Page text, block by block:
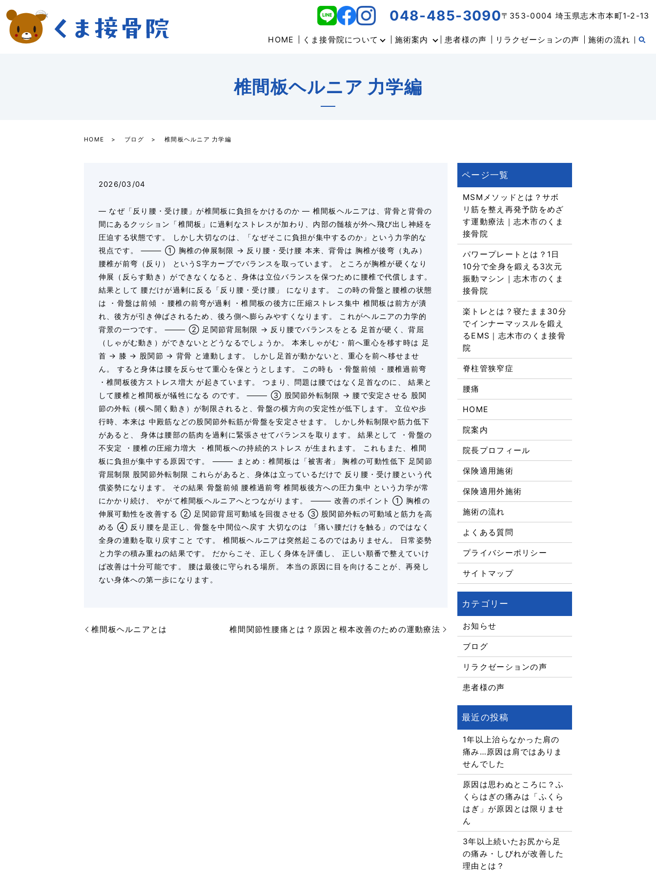
HOME くま接骨院について 施術案内 患者様の声 リラクゼーションの声 施術の流れ
048-485-3090〒353-0004 埼玉県志木市本町1-2-13
椎間板ヘルニア 力学編
HOME ブログ 椎間板ヘルニア 力学編
2026/03/04
― なぜ「反り腰・受け腰」が椎間板に負担をかけるのか ― 椎間板ヘルニアは、背骨と背骨の
間にあるクッション「椎間板」に過剰なストレスが加わり、内部の髄核が外へ飛び出し神経を
圧迫する状態です。 しかし大切なのは、「なぜそこに負担が集中するのか」という力学的な
視点です。 ⸻ ① 胸椎の伸展制限 → 反り腰・受け腰 本来、背骨は 胸椎が後弯（丸み）
腰椎が前弯（反り） というS字カーブでバランスを取っています。 ところが胸椎が硬くなり
伸展（反らす動き）ができなくなると、身体は立位バランスを保つために腰椎で代償します。
結果として 腰だけが過剰に反る「反り腰・受け腰」 になります。 この時の骨盤と腰椎の状態
は ・骨盤は前傾 ・腰椎の前弯が過剰 ・椎間板の後方に圧縮ストレス集中 椎間板は前方が潰
れ、後方が引き伸ばされるため、後ろ側へ膨らみやすくなります。 これがヘルニアの力学的
背景の一つです。 ⸻ ② 足関節背屈制限 → 反り腰でバランスをとる 足首が硬く、背屈
（しゃがむ動き）ができないとどうなるでしょうか。 本来しゃがむ・前へ重心を移す時は 足
首 → 膝 → 股関節 → 背骨 と連動します。 しかし足首が動かないと、重心を前へ移せませ
ん。 すると身体は腰を反らせて重心を保とうとします。 この時も ・骨盤前傾 ・腰椎過前弯
・椎間板後方ストレス増大 が起きています。 つまり、問題は腰ではなく足首なのに、 結果と
して腰椎と椎間板が犠牲になる のです。 ⸻ ③ 股関節外転制限 → 腰で安定させる 股関
節の外転（横へ開く動き）が制限されると、骨盤の横方向の安定性が低下します。 立位や歩
行時、本来は 中殿筋などの股関節外転筋が骨盤を安定させます。 しかし外転制限や筋力低下
があると、 身体は腰部の筋肉を過剰に緊張させてバランスを取ります。 結果として ・骨盤の
不安定 ・腰椎の圧縮力増大 ・椎間板への持続的ストレス が生まれます。 これもまた、椎間
板に負担が集中する原因です。 ⸻ まとめ：椎間板は「被害者」 胸椎の可動性低下 足関節
背屈制限 股関節外転制限 これらがあると、身体は立っているだけで 反り腰・受け腰という代
償姿勢になります。 その結果 骨盤前傾 腰椎過前弯 椎間板後方への圧力集中 という力学が常
にかかり続け、 やがて椎間板ヘルニアへとつながります。 ⸻ 改善のポイント ① 胸椎の
伸展可動性を改善する ② 足関節背屈可動域を回復させる ③ 股関節外転の可動域と筋力を高
める ④ 反り腰を是正し、骨盤を中間位へ戻す 大切なのは 「痛い腰だけを触る」のではなく
全身の連動を取り戻すこと です。 椎間板ヘルニアは突然起こるのではありません。 日常姿勢
と力学の積み重ねの結果です。 だからこそ、正しく身体を評価し、 正しい順番で整えていけ
ば改善は十分可能です。 腰は最後に守られる場所。 本当の原因に目を向けることが、再発し
ない身体への第一歩になります。
椎間板ヘルニアとは 椎間関節性腰痛とは？原因と根本改善のための運動療法
MSMメソッドとは？サボ
リ筋を整え再発予防をめざ
す運動療法｜志木市のくま
接骨院
パワープレートとは？1日
10分で全身を鍛える3次元
振動マシン｜志木市のくま
接骨院
楽トレとは？寝たまま30分
でインナーマッスルを鍛え
るEMS｜志木市のくま接骨
院
脊柱管狭窄症
腰痛
HOME
院案内
院長プロフィール
保険適用施術
保険適用外施術
施術の流れ
よくある質問
プライバシーポリシー
サイトマップ
お知らせ
ブログ
リラクゼーションの声
患者様の声
1年以上治らなかった肩の
痛み…原因は肩ではありま
せんでした
原因は思わぬところに？ふ
くらはぎの痛みは「ふくら
はぎ」が原因とは限りませ
ん
3年以上続いたお尻から足
の痛み・しびれが改善した
理由とは？